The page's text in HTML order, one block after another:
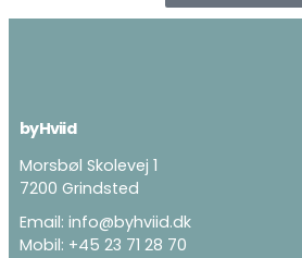
byHviid
Morsbøl Skolevej 1
7200 Grindsted
Email: info@byhviid.dk
Mobil: +45 23 71 28 70